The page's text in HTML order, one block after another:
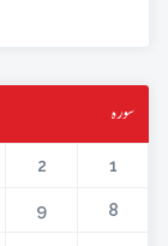
سورہ
1
2
8
9